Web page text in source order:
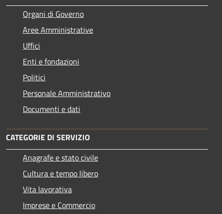
Organi di Governo
Aree Amministrative
Uffici
Enti e fondazioni
Politici
Personale Amministrativo
Documenti e dati
CATEGORIE DI SERVIZIO
Anagrafe e stato civile
Cultura e tempo libero
Vita lavorativa
Imprese e Commercio